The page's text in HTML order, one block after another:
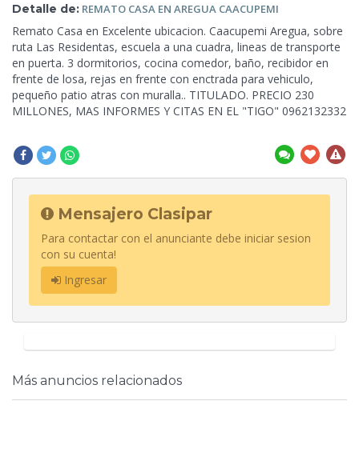
Detalle de: REMATO CASA EN AREGUA CAACUPEMI
Remato Casa en Excelente ubicacion. Caacupemi Aregua, sobre
ruta Las Residentas, escuela a una cuadra, lineas de transporte
en puerta. 3 dormitorios, cocina comedor, baño, recibidor en
frente de losa, rejas en frente con enctrada para vehiculo,
pequeño patio atras con muralla.. TITULADO. PRECIO 230
MILLONES, MAS INFORMES Y CITAS EN EL "TIGO" 0962132332
Mensajero Clasipar
Para contactar con el anunciante debe iniciar sesion
con su cuenta!
Ingresar
Más anuncios relacionados